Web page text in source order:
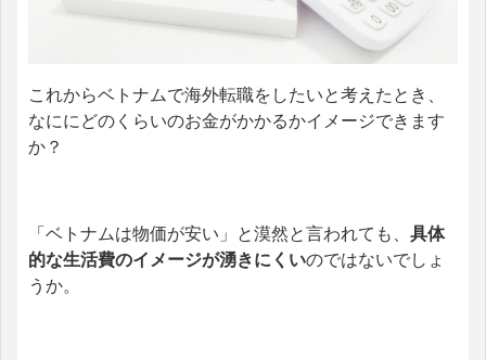
これからベトナムで海外転職をしたいと考えたとき、
なににどのくらいのお金がかかるかイメージできます
か？
「ベトナムは物価が安い」と漠然と言われても、 具体
的な生活費のイメージが湧きにくいのではないでしょ
うか。